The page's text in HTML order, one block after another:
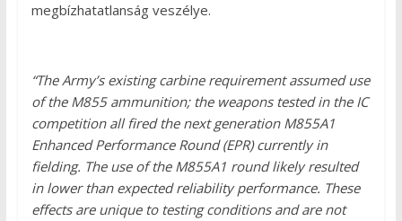
megbízhatatlanság veszélye.
“The Army’s existing carbine requirement assumed use
of the M855 ammunition; the weapons tested in the IC
competition all fired the next generation M855A1
Enhanced Performance Round (EPR) currently in
fielding. The use of the M855A1 round likely resulted
in lower than expected reliability performance. These
effects are unique to testing conditions and are not